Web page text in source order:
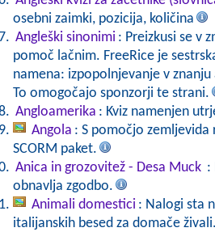
osebni zaimki, pozicija, količina
Angleški sinonimi : Preizkusi se v
pomoč lačnim. FreeRice je
namena: izpopolnjevanje v
To omogočajo sponzorji te strani.
Angloamerika : Kviz namenjen
Angola : S pomočjo zemljevida
SCORM paket.
Anica in grozovitež - Desa Muck :
obnavlja zgodbo.
Animali domestici : Nalogi sta
italijanskih besed za domače živali.